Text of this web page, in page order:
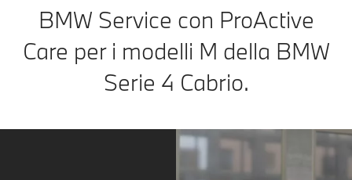
BMW Service con ProActive
Care per i modelli M della BMW
Serie 4 Cabrio.